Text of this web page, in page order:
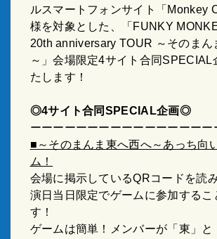
ルスマートフォンサイト「Monkey
様を対象とした、「FUNKY
20th anniversary TOUR ～そのまん
～」会場限定4サイト合同SPECIAL
たします！
◎4サイト合同SPECIAL企画◎
ーーーーーーーーーーーーーーーー
■～そのまんま東へ西へ～あっち向
ム！
会場に掲示しているQRコードを読
演日当日限定でゲームに参加するこ
す！
ゲームは簡単！メンバーが「東」と